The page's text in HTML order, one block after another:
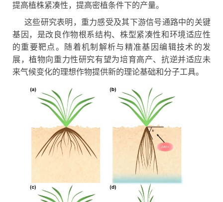
提高植株紧凑性，提高密植条件下的产量。
这些研究表明，重力感受及其下游信号通路中的关键
基因，是改良作物根系结构、株型紧凑性和环境适应性
的重要靶点。随着机制解析与精准基因编辑技术的发
展，植物向重力性研究有望为培育高产、抗逆并适应未
来气候变化的理想作物提供新的理论基础和分子工具。